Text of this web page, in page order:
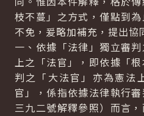
枝不蔓」之方式，僅點到
不免，爰略加補充，提出協
一、依據「法律」獨立審
上之「法官」，即依據「
判之「大法官」亦為憲法
官」，係指依據法律執行
三九二號解釋參照）而言